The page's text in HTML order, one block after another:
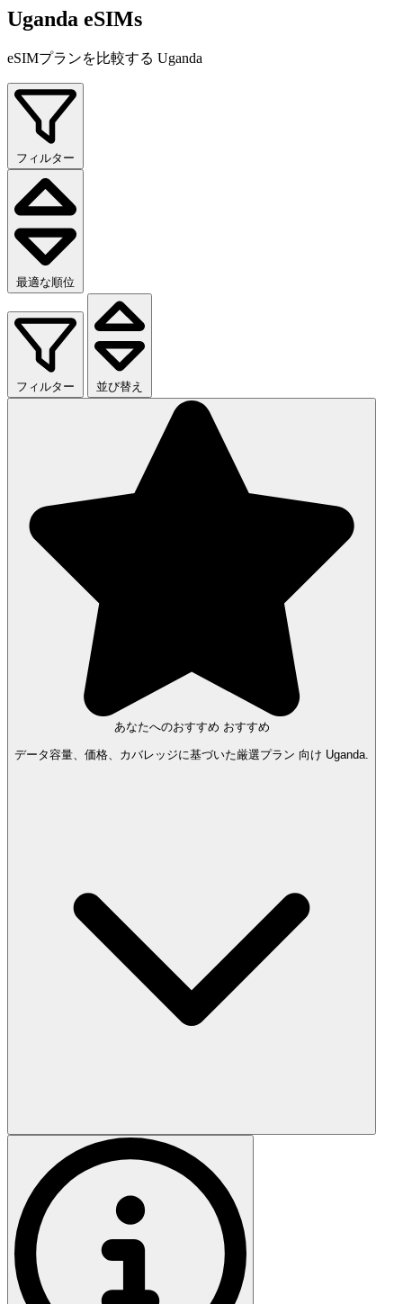
Uganda eSIMs
eSIMプランを比較する Uganda
フィルター
最適な順位
フィルター 並び替え
あなたへのおすすめ おすすめ
データ容量、価格、カバレッジに基づいた厳選プラン 向け Uganda.